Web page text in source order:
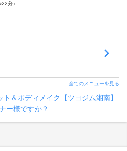
分）
全てのメニューを見る
＆ボディメイク【ツヨジム湘南】
ー様ですか？